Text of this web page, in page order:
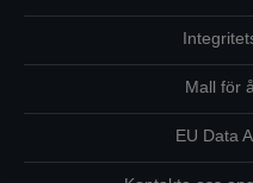
Mall för
EU Data